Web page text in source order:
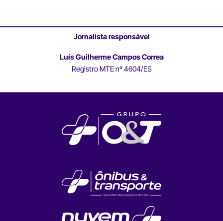
Jornalista responsável
Luís Guilherme Campos Correa
Registro MTE nº 4604/ES